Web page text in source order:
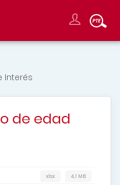
Interés
de edad
4,1 MB
xlsx